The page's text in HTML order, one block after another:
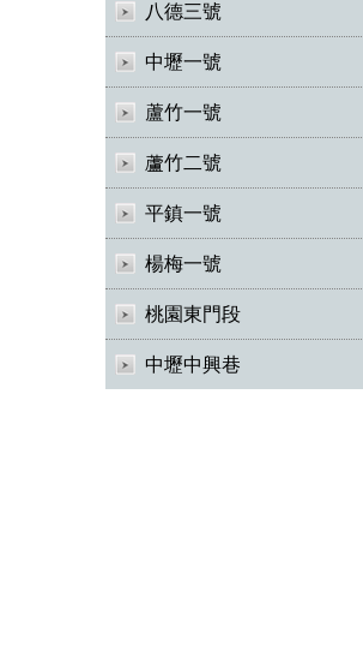
八德三號
中壢一號
蘆竹一號
蘆竹二號
平鎮一號
楊梅一號
桃園東門段
中壢中興巷